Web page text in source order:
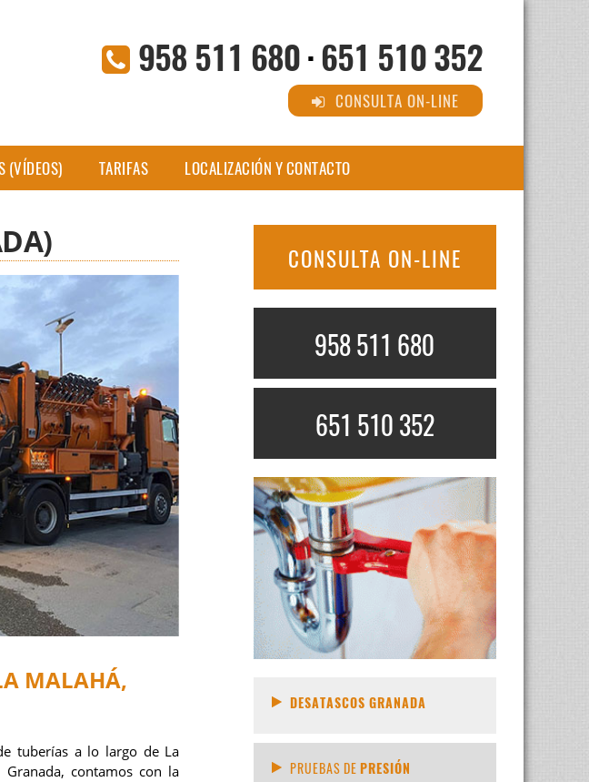
958 511 680·651 510 352
CONSULTA ON-LINE
(VÍDEOS) TARIFAS LOCALIZACIÓN Y CONTACTO
MALAHÁ,
tuberías a lo largo de La
contamos con la
CONSULTA ON-LINE
958 511 680
651 510 352
DESATASCOS GRANADA
PRUEBAS DEPRESIÓN